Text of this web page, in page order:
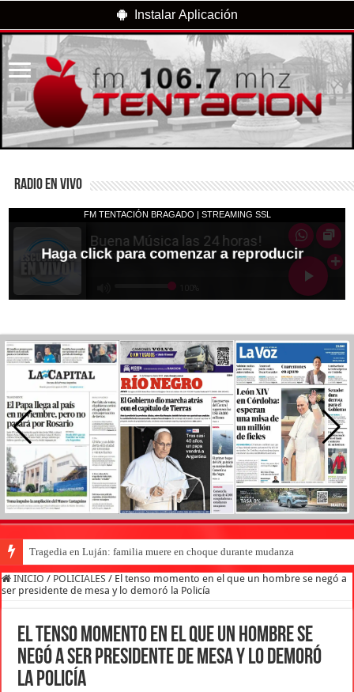
Instalar Aplicación
RADIO EN VIVO
Tragedia en Luján: familia muere en choque durante mudanza
INICIO / POLICIALES / El tenso momento en el que un hombre se negó a
ser presidente de mesa y lo demoró la Policía
El tenso momento en el que un hombre se
negó a ser presidente de mesa y lo demoró
la Policía